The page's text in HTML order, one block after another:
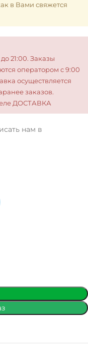
в Вами свяжется
21:00. Заказы
оператором с 9:00
осуществляется
заказов.
ДОСТАВКА
нам в